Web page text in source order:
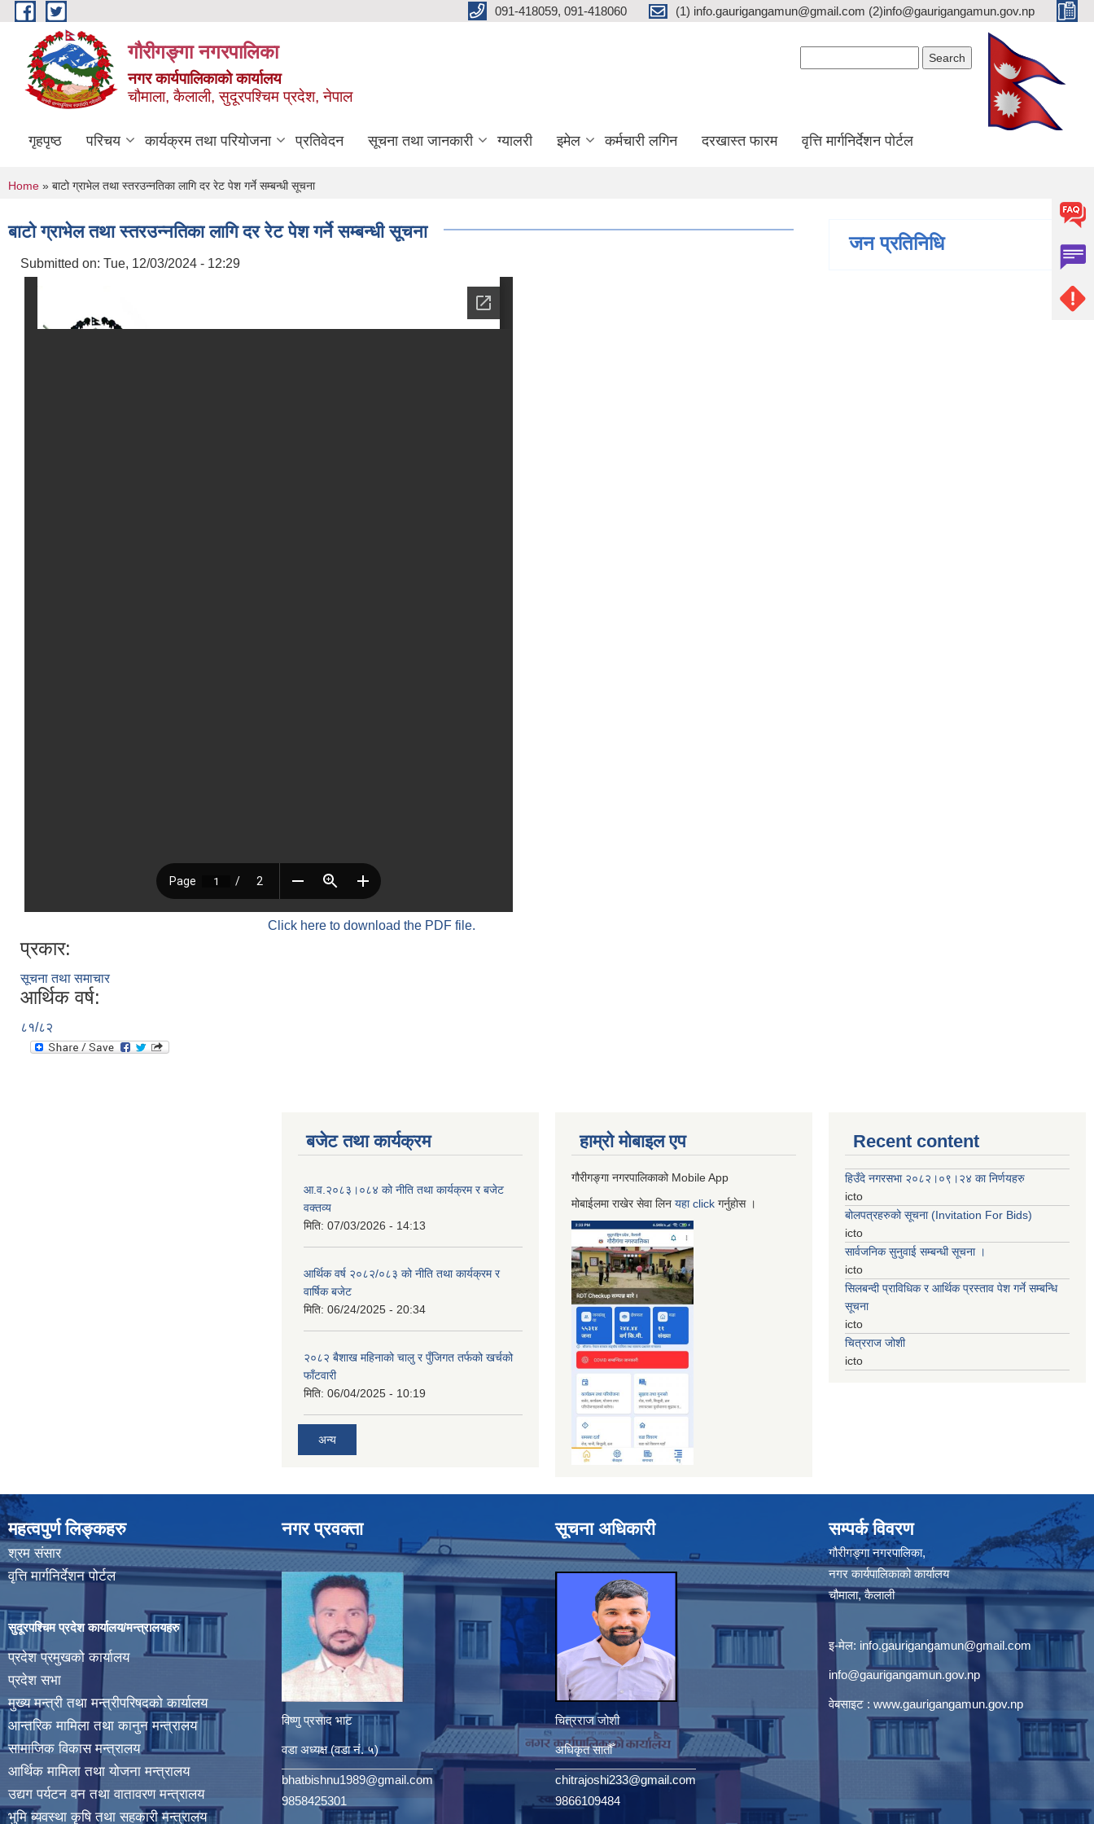
Skip to main content 091-418059, 091-418060 (1) info.gaurigangamun@gmail.com (2)info@gaurigangamun.gov.np
गौरीगङ्गा नगरपालिका
नगर कार्यपालिकाको कार्यालय
चौमाला, कैलाली, सुदूरपश्चिम प्रदेश, नेपाल
गृहपृष्ठ परिचय कार्यक्रम तथा परियोजना प्रतिवेदन सूचना तथा जानकारी ग्यालरी इमेल कर्मचारी लगिन दरखास्त फारम वृत्ति मार्गनिर्देशन पोर्टल
You are here
Home » बाटो ग्राभेल तथा स्तरउन्नतिका लागि दर रेट पेश गर्ने सम्बन्धी सूचना
बाटो ग्राभेल तथा स्तरउन्नतिका लागि दर रेट पेश गर्ने सम्बन्धी सूचना
Submitted on: Tue, 12/03/2024 - 12:29
Click here to download the PDF file.
प्रकार:
सूचना तथा समाचार
आर्थिक वर्ष:
८१/८२
जन प्रतिनिधि
बजेट तथा कार्यक्रम
आ.व.२०८३।०८४ को नीति तथा कार्यक्रम र बजेट
वक्तव्य
मिति: 07/03/2026 - 14:13
आर्थिक वर्ष २०८२/०८३ को नीति तथा कार्यक्रम र
वार्षिक बजेट
मिति: 06/24/2025 - 20:34
२०८२ बैशाख महिनाको चालु र पुँजिगत तर्फको खर्चको
फाँटवारी
मिति: 06/04/2025 - 10:19
अन्य
हाम्रो माेबाइल एप
गौरीगङ्गा नगरपालिकाको Mobile App
मोबाईलमा राखेर सेवा लिन यहाclick गर्नुहाेस ।
Recent content
हिउँदे नगरसभा २०८२।०९।२४ का निर्णयहरु
icto
बोलपत्रहरुको सूचना (Invitation For Bids)
icto
सार्वजनिक सुनुवाई सम्बन्धी सूचना ।
icto
सिलबन्दी प्राविधिक र आर्थिक प्रस्ताव पेश गर्ने सम्बन्धि
सूचना
icto
चित्रराज जोशी
icto
महत्वपुर्ण लिङ्कहरु
श्रम संसार
वृत्ति मार्गनिर्देशन पोर्टल
सुदूरपश्चिम प्रदेश कार्यालय/मन्त्रालयहरु
प्रदेश प्रमुखको कार्यालय
प्रदेश सभा
मुख्य मन्त्री तथा मन्त्रीपरिषदको कार्यालय
आन्तरिक मामिला तथा कानुन मन्त्रालय
सामाजिक विकास मन्त्रालय
आर्थिक मामिला तथा योजना मन्त्रालय
उद्यग पर्यटन वन तथा वातावरण मन्त्रालय
भुमि ब्यवस्था कृषि तथा सहकारी मन्त्रालय
नगर प्रवक्ता
विष्णु प्रसाद भाट
वडा अध्यक्ष (वडा नं. ५)
bhatbishnu1989@gmail.com
9858425301
सूचना अधिकारी
चित्रराज जोशी
अधिकृत सातौँ
chitrajoshi233@gmail.com
9866109484
सम्पर्क विवरण
गौरीगङ्गा नगरपालिका,
नगर कार्यपालिकाको कार्यालय
चौमाला, कैलाली
इ-मेल: info.gaurigangamun@gmail.com
info@gaurigangamun.gov.np
वेबसाइट : www.gaurigangamun.gov.np